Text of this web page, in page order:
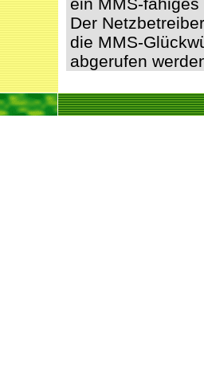
Der
die MMS-
abgerufen